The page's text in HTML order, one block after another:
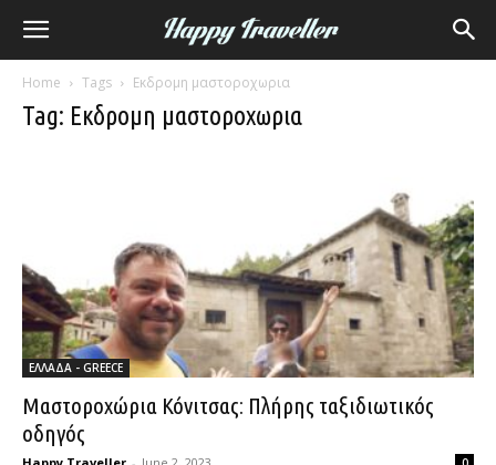
Home Tags Εκδρομη μαστοροχωρια
Tag: Εκδρομη μαστοροχωρια
ΕΛΛΑΔΑ - GREECE
Μαστοροχώρια Κόνιτσας: Πλήρης ταξιδιωτικός
οδηγός